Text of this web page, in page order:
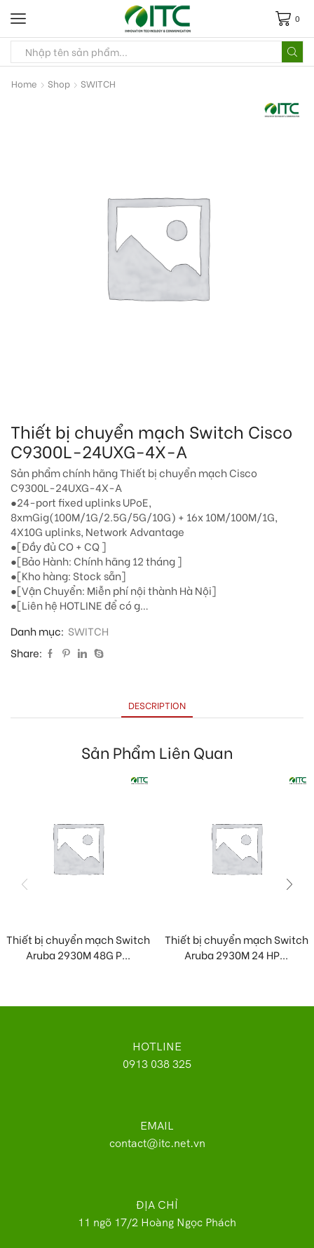
0
Home Shop SWITCH
Thiết bị chuyển mạch Switch Cisco
C9300L-24UXG-4X-A
Sản phẩm chính hãng Thiết bị chuyển mạch Cisco
C9300L-24UXG-4X-A
●24-port fixed uplinks UPoE,
8xmGig(100M/1G/2.5G/5G/10G) + 16x 10M/100M/1G,
4X10G uplinks, Network Advantage
●[Đầy đủ CO + CQ ]
●[Bảo Hành: Chính hãng 12 tháng ]
●[Kho hàng: Stock sẵn]
●[Vận Chuyển: Miễn phí nội thành Hà Nội]
●[Liên hệ HOTLINE để có g…
Danh mục: SWITCH
Share:
DESCRIPTION
Sản Phẩm Liên Quan
Thiết bị chuyển mạch Switch
Aruba 2930M 48G P...
Thiết bị chuyển mạch Switch
Aruba 2930M 24 HP...
HOTLINE
0913 038 325
EMAIL
contact@itc.net.vn
ĐỊA CHỈ
11 ngõ 17/2 Hoàng Ngọc Phách